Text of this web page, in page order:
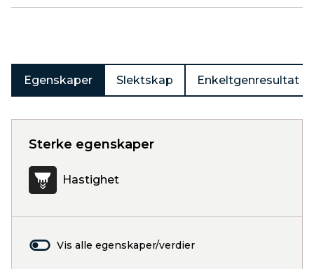
Egenskaper Slektskap Enkeltgenresultat
Sterke egenskaper
Hastighet
Vis alle egenskaper/verdier